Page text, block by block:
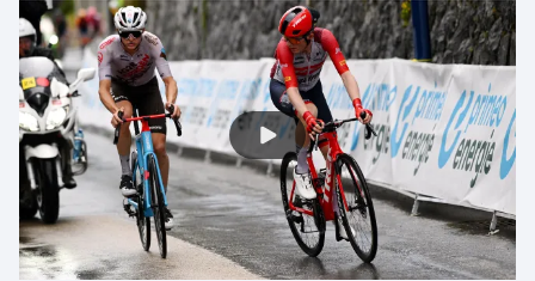
Gymnastika
Házená
Jezdectví
Judo
Krasobruslení